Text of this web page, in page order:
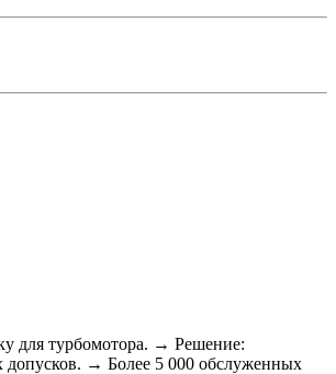
для турбомотора. → Решение:
допусков. → Более 5 000 обслуженных